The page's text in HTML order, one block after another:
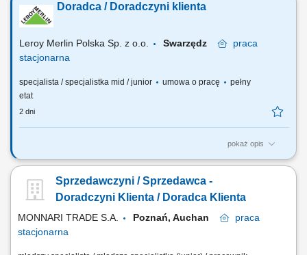
Przygotowywanie zamówień i monitorowanie ich realizacji. Dbanie o
prawidłową prezentację produktów oraz dostępność asortymentu.
Doradca / Doradczyni klienta
Leroy Merlin Polska Sp. z o.o. Swarzędz
praca
stacjonarna
specjalista / specjalistka mid / junior umowa o pracę
pełny
etat
2 dni
pokaż opis
Co będziesz robić? Twój start z Buddym: przez pierwsze 4 miesiące
wsparciu opiekuna wdrożenia i zespołu, Aktywna sprzedaż i doradztwo:
będziesz sprzedawać i doradzać klientom w wyborze najlepszych
Sprzedawczyni / Sprzedawca -
Doradczyni Klienta / Doradca Klienta
MONNARI TRADE S.A. Poznań, Auchan
praca
stacjonarna